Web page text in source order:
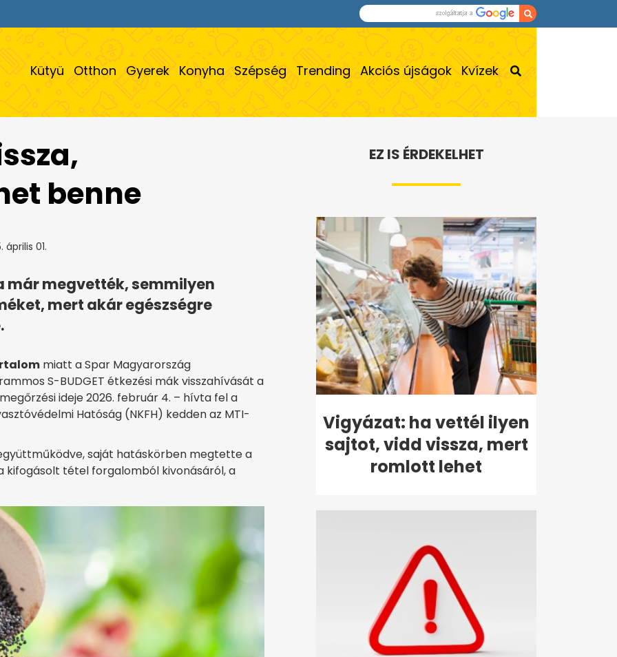
Kütyü Otthon Gyerek Konyha Szépség Trending Akciós újságok Kvízek
benne
április 01.
már megvették, semmilyen
mert akár egészségre
miatt a Spar Magyarország
S-BUDGET étkezési mák visszahívását a
ideje 2026. február 4. – hívta fel a
Hatóság (NKFH) kedden az MTI-
saját hatáskörben megtette a
kifogásolt tétel forgalomból kivonásáról, a
EZ IS ÉRDEKELHET
Vigyázat: ha vettél ilyen
sajtot, vidd vissza, mert
romlott lehet